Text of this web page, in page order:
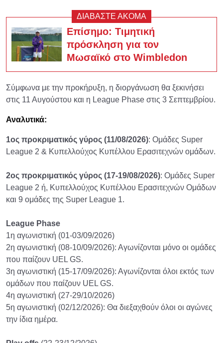
ΔΙΑΒΑΣΤΕ ΑΚΟΜΑ
Επίσημο: Τιμητική
πρόσκληση για τον
Μωσαϊκό στο Wimbledon
Σύμφωνα με την προκήρυξη, η διοργάνωση θα ξεκινήσει
στις 11 Αυγούστου και η League Phase στις 3 Σεπτεμβρίου.
Αναλυτικά:
1ος προκριματικός γύρος (11/08/2026): Ομάδες Super
League 2 & Κυπελλούχος Κυπέλλου Ερασιτεχνών ομάδων.
2ος προκριματικός γύρος (17-19/08/2026): Ομάδες Super
League 2 ή, Κυπελλούχος Κυπέλλου Ερασιτεχνών Ομάδων
και 9 ομάδες της Super League 1.
League Phase
1η αγωνιστική (01-03/09/2026)
2η αγωνιστική (08-10/09/2026): Αγωνίζονται μόνο οι ομάδες
που παίζουν UEL GS.
3η αγωνιστική (15-17/09/2026): Αγωνίζονται όλοι εκτός των
ομάδων που παίζουν UEL GS.
4η αγωνιστική (27-29/10/2026)
5η αγωνιστική (02/12/2026): Θα διεξαχθούν όλοι οι αγώνες
την ίδια ημέρα.